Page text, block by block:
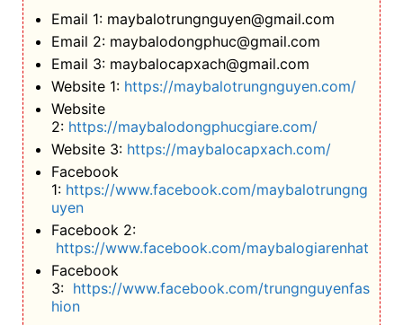
Email 1: maybalotrungnguyen@gmail.com
Email 2: maybalodongphuc@gmail.com
Email 3: maybalocapxach@gmail.com
Website 1: https://maybalotrungnguyen.com/
Website
2: https://maybalodongphucgiare.com/
Website 3: https://maybalocapxach.com/
Facebook
1: https://www.facebook.com/maybalotrungng
uyen
Facebook 2:
https://www.facebook.com/maybalogiarenhat
Facebook
3: https://www.facebook.com/trungnguyenfas
hion